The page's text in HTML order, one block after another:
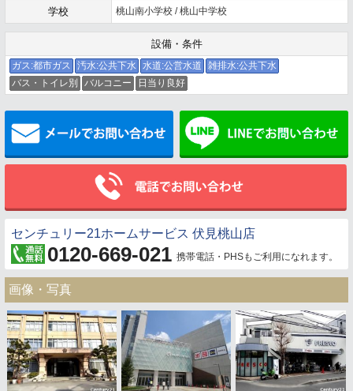
学校 桃山南小学校 / 桃山中学校
設備・条件
ガス:都市ガス 汚水:公共下水 水道:公営水道
雑排水:公共下水
バス・トイレ別
バルコニー 日当り良好
メールでお問い合わせ
センチュリー21ホームサービス 伏見桃山店
0120-669-021 携帯電話・PHSもご利用になれます。
画像・写真